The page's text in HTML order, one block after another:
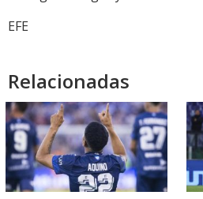
EFE
Relacionadas